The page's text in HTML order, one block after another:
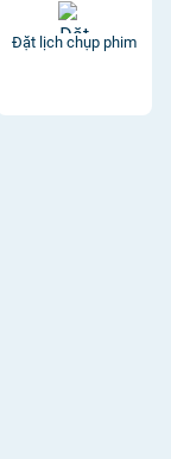
Đặt lịch chụp phim